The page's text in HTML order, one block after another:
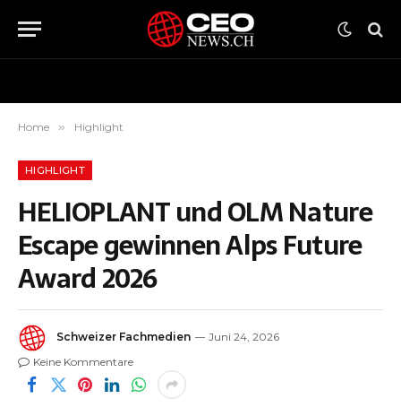
Home » Highlight
HIGHLIGHT
HELIOPLANT und OLM Nature
Escape gewinnen Alps Future
Award 2026
Schweizer Fachmedien
Juni 24, 2026
Keine Kommentare